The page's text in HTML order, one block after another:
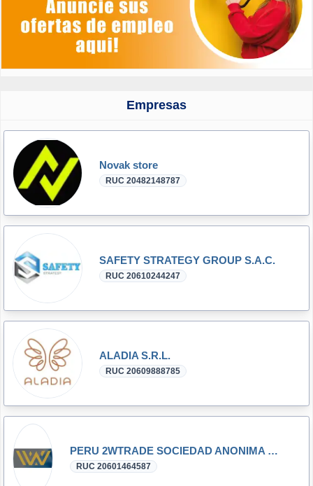
Empresas
Novak store
RUC 20482148787
SAFETY STRATEGY GROUP S.A.C.
RUC 20610244247
ALADIA S.R.L.
RUC 20609888785
PERU 2WTRADE SOCIEDAD ANONIMA CERRADA - PERU 2WTRADE S.A.C.
RUC 20601464587